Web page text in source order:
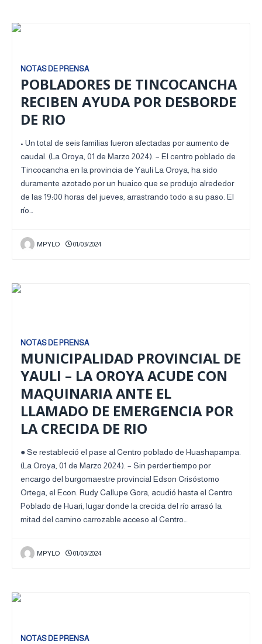
NOTAS DE PRENSA
POBLADORES DE TINCOCANCHA
RECIBEN AYUDA POR DESBORDE
DE RIO
• Un total de seis familias fueron afectadas por aumento de
caudal. (La Oroya, 01 de Marzo 2024). – El centro poblado de
Tincocancha en la provincia de Yauli La Oroya, ha sido
duramente azotado por un huaico que se produjo alrededor
de las 19:00 horas del jueves, arrastrando todo a su paso. El
río…
MPYLO 01/03/2024
NOTAS DE PRENSA
MUNICIPALIDAD PROVINCIAL DE
YAULI – LA OROYA ACUDE CON
MAQUINARIA ANTE EL
LLAMADO DE EMERGENCIA POR
LA CRECIDA DE RIO
● Se restableció el pase al Centro poblado de Huashapampa.
(La Oroya, 01 de Marzo 2024). – Sin perder tiempo por
encargo del burgomaestre provincial Edson Crisóstomo
Ortega, el Econ. Rudy Callupe Gora, acudió hasta el Centro
Poblado de Huari, lugar donde la crecida del río arrasó la
mitad del camino carrozable acceso al Centro…
MPYLO 01/03/2024
NOTAS DE PRENSA